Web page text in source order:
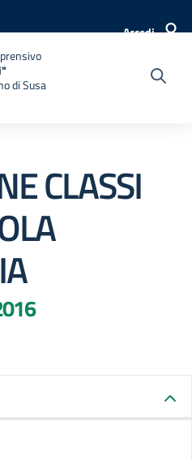
Accedi
di Susa
CLASSI